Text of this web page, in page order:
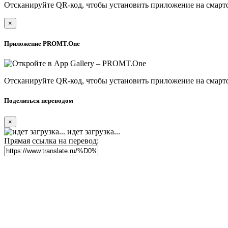
Отсканируйте QR-код, чтобы установить приложение на
×
Приложение PROMT.One
Отсканируйте QR-код, чтобы установить приложение на
Поделиться переводом
×
идет загрузка...
Прямая ссылка на перевод: